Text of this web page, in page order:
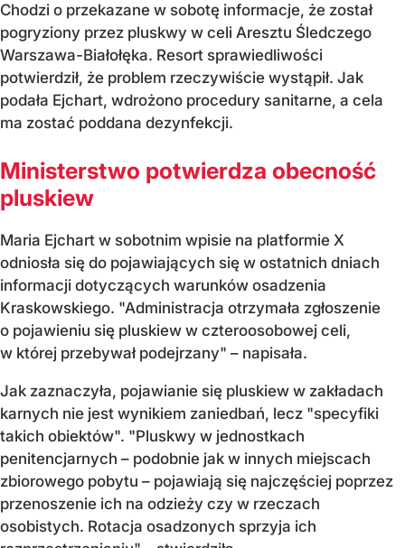
Chodzi o przekazane w sobotę informacje, że został
pogryziony przez pluskwy w celi Aresztu Śledczego
Warszawa-Białołęka. Resort sprawiedliwości
potwierdził, że problem rzeczywiście wystąpił. Jak
podała Ejchart, wdrożono procedury sanitarne, a cela
ma zostać poddana dezynfekcji.
Ministerstwo potwierdza obecność
pluskiew
Maria Ejchart w sobotnim wpisie na platformie X
odniosła się do pojawiających się w ostatnich dniach
informacji dotyczących warunków osadzenia
Kraskowskiego. "Administracja otrzymała zgłoszenie
o pojawieniu się pluskiew w czteroosobowej celi,
w której przebywał podejrzany" – napisała.
Jak zaznaczyła, pojawianie się pluskiew w zakładach
karnych nie jest wynikiem zaniedbań, lecz "specyfiki
takich obiektów". "Pluskwy w jednostkach
penitencjarnych – podobnie jak w innych miejscach
zbiorowego pobytu – pojawiają się najczęściej poprzez
przenoszenie ich na odzieży czy w rzeczach
osobistych. Rotacja osadzonych sprzyja ich